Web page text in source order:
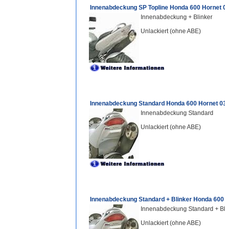
Innenabdeckung SP Topline Honda 600 Hornet
Innenabdeckung + Blinker
Unlackiert (ohne ABE)
Innenabdeckung Standard Honda 600 Hornet
Innenabdeckung Standard
Unlackiert (ohne ABE)
Innenabdeckung Standard + Blinker Honda
Innenabdeckung Standard +
Unlackiert (ohne ABE)